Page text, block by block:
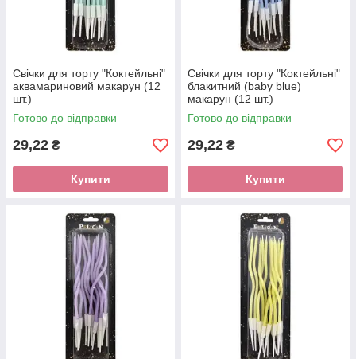
Свічки для торту "Коктейльні"
аквамариновий макарун (12
шт.)
Готово до відправки
29,22 ₴
Купити
Свічки для торту "Коктейльні"
блакитний (baby blue)
макарун (12 шт.)
Готово до відправки
29,22 ₴
Купити